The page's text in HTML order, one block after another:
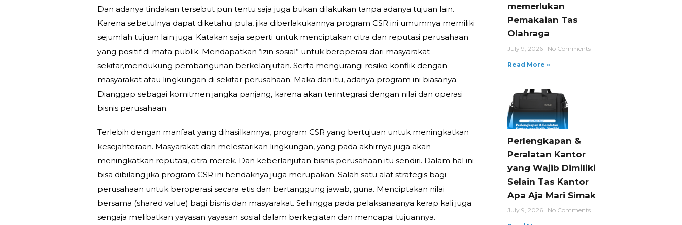
Dan adanya tindakan tersebut pun tentu saja juga bukan dilakukan tanpa adanya tujuan lain.
Karena sebetulnya dapat diketahui pula, jika diberlakukannya program CSR ini umumnya memiliki
sejumlah tujuan lain juga. Katakan saja seperti untuk menciptakan citra dan reputasi perusahaan
yang positif di mata publik. Mendapatkan “izin sosial” untuk beroperasi dari masyarakat
sekitar,mendukung pembangunan berkelanjutan. Serta mengurangi resiko konflik dengan
masyarakat atau lingkungan di sekitar perusahaan. Maka dari itu, adanya program ini biasanya.
Dianggap sebagai komitmen jangka panjang, karena akan terintegrasi dengan nilai dan operasi
bisnis perusahaan.
Terlebih dengan manfaat yang dihasilkannya, program CSR yang bertujuan untuk meningkatkan
kesejahteraan. Masyarakat dan melestarikan lingkungan, yang pada akhirnya juga akan
meningkatkan reputasi, citra merek. Dan keberlanjutan bisnis perusahaan itu sendiri. Dalam hal ini
bisa dibilang jika program CSR ini hendaknya juga merupakan. Salah satu alat strategis bagi
perusahaan untuk beroperasi secara etis dan bertanggung jawab, guna. Menciptakan nilai
bersama (shared value) bagi bisnis dan masyarakat. Sehingga pada pelaksanaanya kerap kali juga
sengaja melibatkan yayasan yayasan sosial dalam berkegiatan dan mencapai tujuannya.
memerlukan
Pemakaian Tas
Olahraga
July 9, 2026 No Comments
Read More »
Perlengkapan &
Peralatan Kantor
yang Wajib Dimiliki
Selain Tas Kantor
Apa Aja Mari Simak
July 9, 2026 No Comments